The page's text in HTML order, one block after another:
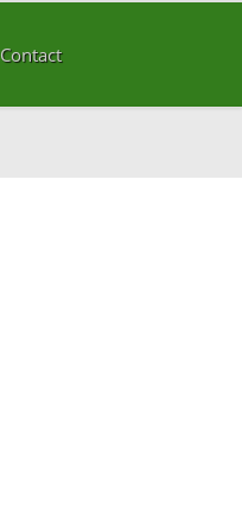
Contact